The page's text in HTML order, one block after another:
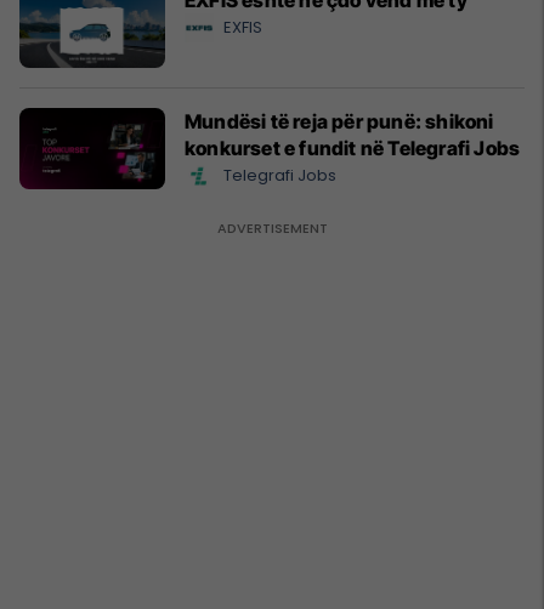
EXFIS
Mundësi të reja për punë: shikoni
konkurset e fundit në Telegrafi Jobs
Telegrafi Jobs